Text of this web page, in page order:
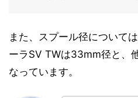
また、スプール径について
ーラSV TWは33mm径と、
なっています。